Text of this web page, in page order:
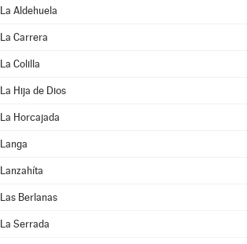
La Aldehuela
La Carrera
La Colilla
La Hija de Dios
La Horcajada
Langa
Lanzahíta
Las Berlanas
La Serrada